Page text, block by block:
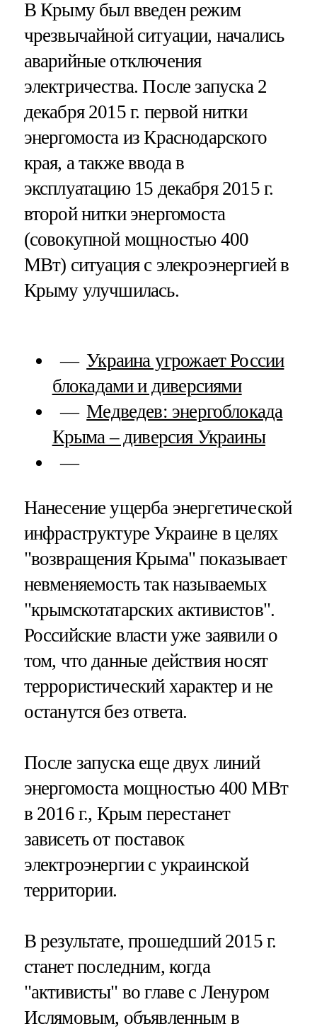
В Крыму был введен режим
чрезвычайной ситуации, начались
аварийные отключения
электричества. После запуска 2
декабря 2015 г. первой нитки
энергомоста из Краснодарского
края, а также ввода в
эксплуатацию 15 декабря 2015 г.
второй нитки энергомоста
(совокупной мощностью 400
МВт) ситуация с элекроэнергией в
Крыму улучшилась.
Украина угрожает России
блокадами и диверсиями
Медведев: энергоблокада
Крыма – диверсия Украины
Нанесение ущерба энергетической
инфраструктуре Украине в целях
"возвращения Крыма" показывает
невменяемость так называемых
"крымскотатарских активистов".
Российские власти уже заявили о
том, что данные действия носят
террористический характер и не
останутся без ответа.
После запуска еще двух линий
энергомоста мощностью 400 МВт
в 2016 г., Крым перестанет
зависеть от поставок
электроэнергии с украинской
территории.
В результате, прошедший 2015 г.
станет последним, когда
"активисты" во главе с Ленуром
Ислямовым, объявленным в